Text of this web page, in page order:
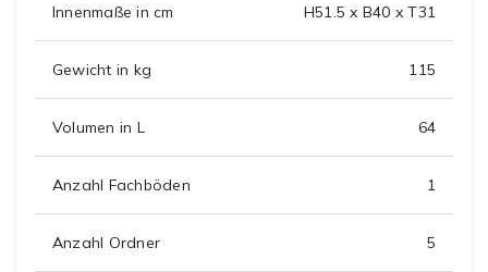
Innenmaße in cm H51.5 x B40 x T31
Gewicht in kg 115
Volumen in L 64
Anzahl Fachböden 1
Anzahl Ordner 5